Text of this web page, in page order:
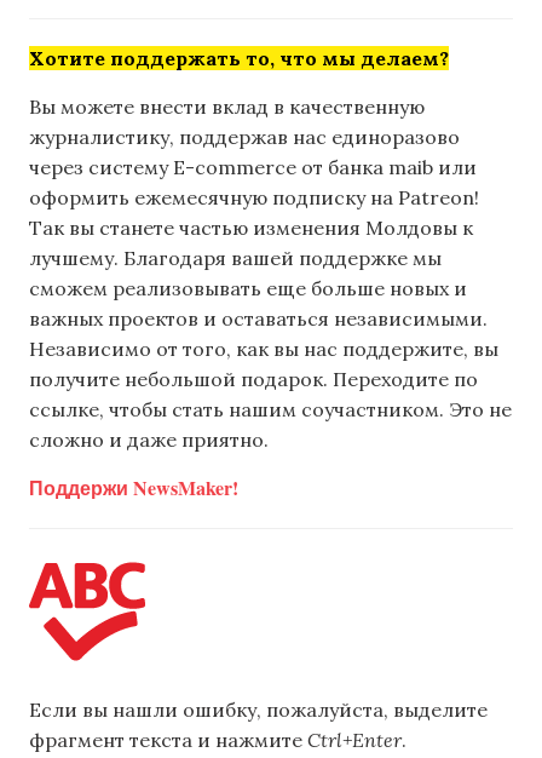
Хотите поддержать то, что мы делаем?
Вы можете внести вклад в качественную
журналистику, поддержав нас единоразово
через систему E-commerce от банка maib или
оформить ежемесячную подписку на Patreon!
Так вы станете частью изменения Молдовы к
лучшему. Благодаря вашей поддержке мы
сможем реализовывать еще больше новых и
важных проектов и оставаться независимыми.
Независимо от того, как вы нас поддержите, вы
получите небольшой подарок. Переходите по
ссылке, чтобы стать нашим соучастником. Это не
сложно и даже приятно.
Поддержи NewsMaker!
Если вы нашли ошибку, пожалуйста, выделите
фрагмент текста и нажмите Ctrl+Enter.